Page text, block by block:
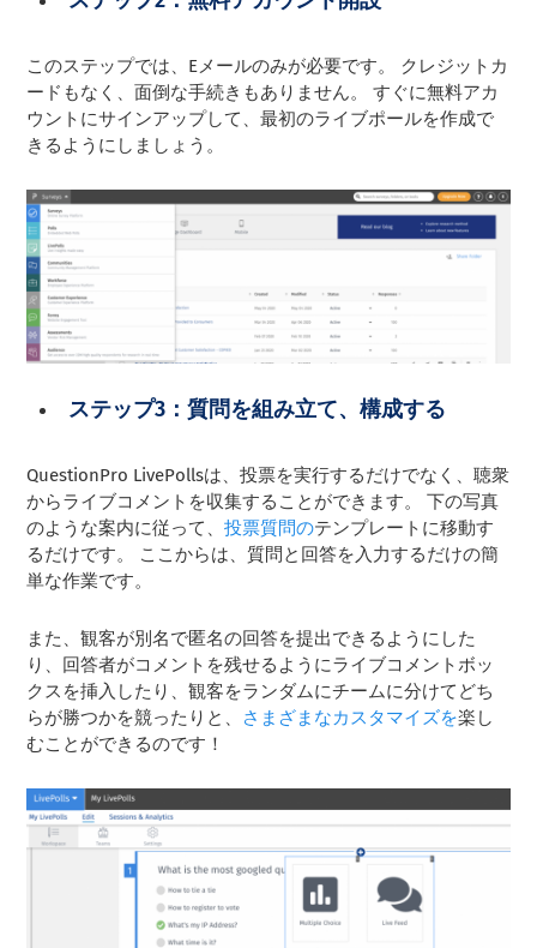
このステップでは、Eメールのみが必要です。 クレジットカ
ードもなく、面倒な手続きもありません。 すぐに無料アカ
ウントにサインアップして、最初のライブポールを作成で
きるようにしましょう。
ステップ3：質問を組み立て、構成する
QuestionPro LivePollsは、投票を実行するだけでなく、聴衆
からライブコメントを収集することができます。 下の写真
のような案内に従って、投票質問のテンプレートに移動す
るだけです。 ここからは、質問と回答を入力するだけの簡
単な作業です。
また、観客が別名で匿名の回答を提出できるようにした
り、回答者がコメントを残せるようにライブコメントボッ
クスを挿入したり、観客をランダムにチームに分けてどち
らが勝つかを競ったりと、 さまざまなカスタマイズを楽し
むことができるのです！